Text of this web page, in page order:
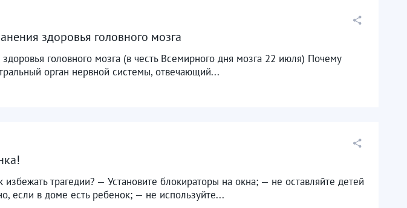
здоровья головного мозга
головного мозга (в честь Всемирного дня мозга 22 июля) Почему
орган нервной системы, отвечающий...
трагедии? — Установите блокираторы на окна; — не оставляйте детей
если в доме есть ребенок; — не используйте...